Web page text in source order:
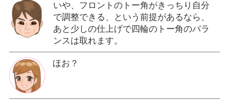
いや、フロントのトー角がきっちり自分
で調整できる、という前提があるなら、
あと少しの仕上げで四輪のトー角のバラ
ンスは取れます。
ほお？